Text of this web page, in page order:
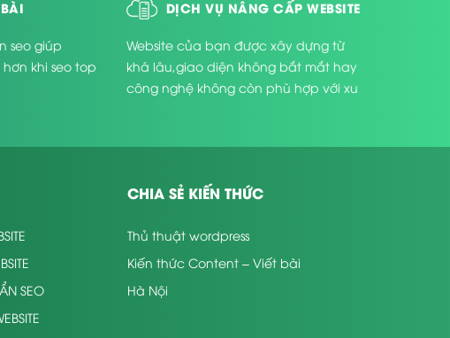
seo giúp
khi seo top
DỊCH VỤ NÂNG CẤP WEBSITE
Website của bạn được xây dựng từ
khá lâu,giao diện không bắt mắt hay
công nghệ không còn phù hợp với xu
SEO
CHIA SẺ KIẾN THỨC
Thủ thuật wordpress
Kiến thức Content – Viết bài
Hà Nội